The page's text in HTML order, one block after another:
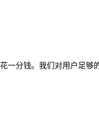
一分钱。我们对用户足够